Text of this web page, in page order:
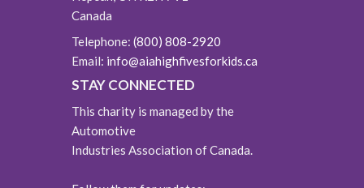
Canada
Telephone:(800) 808-2920
Email: info@aiahighfivesforkids.ca
STAY CONNECTED
This charity is managed by the
Automotive
Industries Association of Canada.